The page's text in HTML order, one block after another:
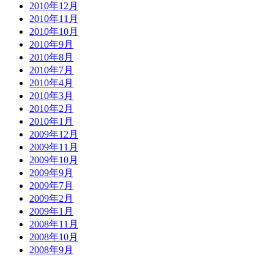
2010年12月
2010年11月
2010年10月
2010年9月
2010年8月
2010年7月
2010年4月
2010年3月
2010年2月
2010年1月
2009年12月
2009年11月
2009年10月
2009年9月
2009年7月
2009年2月
2009年1月
2008年11月
2008年10月
2008年9月